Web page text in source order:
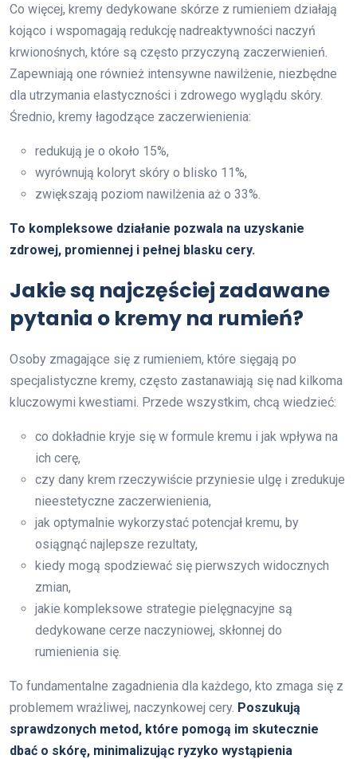
Co więcej, kremy dedykowane skórze z rumieniem działają
kojąco i wspomagają redukcję nadreaktywności naczyń
krwionośnych, które są często przyczyną zaczerwienień.
Zapewniają one również intensywne nawilżenie, niezbędne
dla utrzymania elastyczności i zdrowego wyglądu skóry.
Średnio, kremy łagodzące zaczerwienienia:
redukują je o około 15%,
wyrównują koloryt skóry o blisko 11%,
zwiększają poziom nawilżenia aż o 33%.
To kompleksowe działanie pozwala na uzyskanie
zdrowej, promiennej i pełnej blasku cery.
Jakie są najczęściej zadawane
pytania o kremy na rumień?
Osoby zmagające się z rumieniem, które sięgają po
specjalistyczne kremy, często zastanawiają się nad kilkoma
kluczowymi kwestiami. Przede wszystkim, chcą wiedzieć:
co dokładnie kryje się w formule kremu i jak wpływa na
ich cerę,
czy dany krem rzeczywiście przyniesie ulgę i zredukuje
nieestetyczne zaczerwienienia,
jak optymalnie wykorzystać potencjał kremu, by
osiągnąć najlepsze rezultaty,
kiedy mogą spodziewać się pierwszych widocznych
zmian,
jakie kompleksowe strategie pielęgnacyjne są
dedykowane cerze naczyniowej, skłonnej do
rumienienia się.
To fundamentalne zagadnienia dla każdego, kto zmaga się z
problemem wrażliwej, naczynkowej cery. Poszukują
sprawdzonych metod, które pomogą im skutecznie
dbać o skórę, minimalizując ryzyko wystąpienia